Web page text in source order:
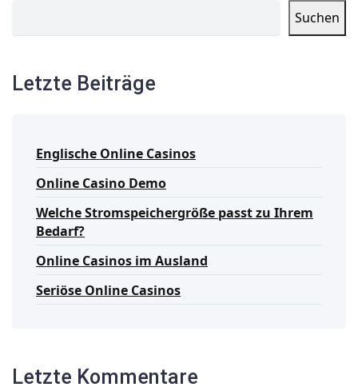
Suchen
Letzte Beiträge
Englische Online Casinos
Online Casino Demo
Welche Stromspeichergröße passt zu Ihrem
Bedarf?
Online Casinos im Ausland
Seriöse Online Casinos
Letzte Kommentare